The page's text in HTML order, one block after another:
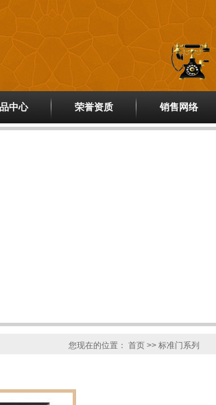
中心 荣誉资质 销售网络
您现在的位置： 首页 >> 标准门系列